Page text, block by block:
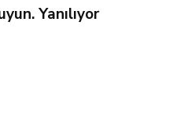
Yanılıyor